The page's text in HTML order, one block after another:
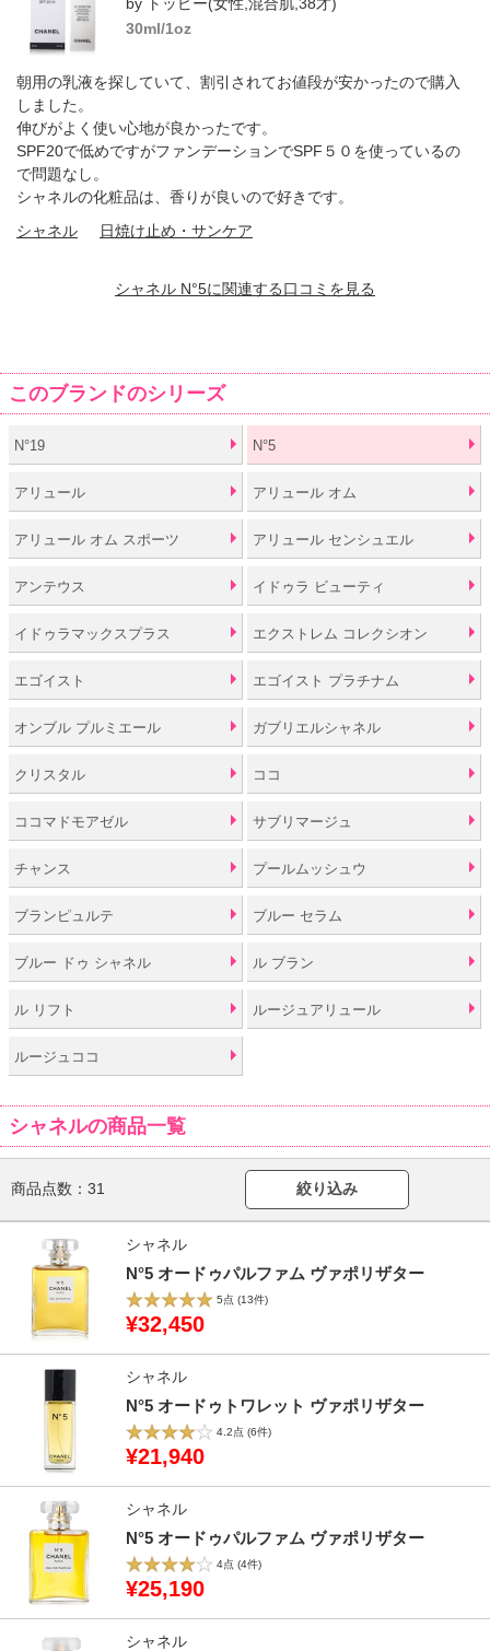
30ml/1oz
朝用の乳液を探していて、割引されてお値段が安かったので購入
しました。
伸びがよく使い心地が良かったです。
SPF20で低めですがファンデーションでSPF５０を使っているの
で問題なし。
シャネルの化粧品は、香りが良いので好きです。
シャネル
日焼け止め・サンケア
シャネル N°5に関連する口コミを見る
このブランドのシリーズ
N°19 N°5
アリュール アリュール オム
アリュール オム スポーツ アリュール センシュエル
アンテウス イドゥラ ビューティ
イドゥラマックスプラス エクストレム コレクシオン
エゴイスト エゴイスト プラチナム
オンブル プルミエール ガブリエルシャネル
クリスタル ココ
ココマドモアゼル サブリマージュ
チャンス プールムッシュウ
ブランピュルテ ブルー セラム
ブルー ドゥ シャネル ル ブラン
ル リフト ルージュアリュール
ルージュココ
シャネルの商品一覧
商品点数： 31 絞り込み
シャネル
N°5 オードゥパルファム ヴァポリザター
5点 (13件)
¥32,450
シャネル
N°5 オードゥトワレット ヴァポリザター
4.2点 (6件)
¥21,940
シャネル
N°5 オードゥパルファム ヴァポリザター
4点 (4件)
¥25,190
シャネル